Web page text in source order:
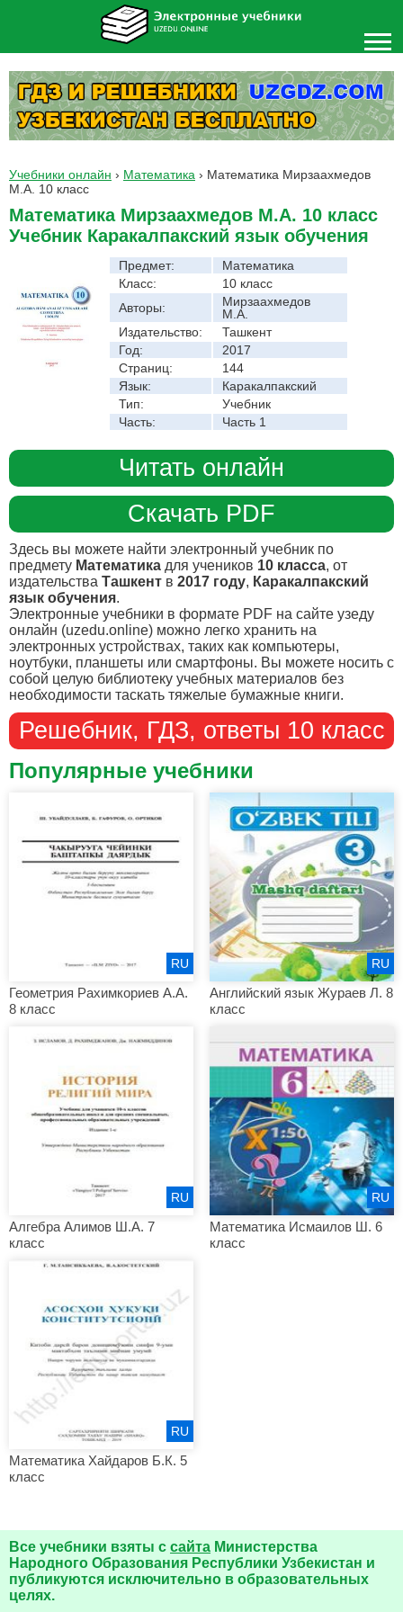
Учебники онлайн › Математика › Математика Мирзаахмедов
М.А. 10 класс
Математика Мирзаахмедов М.А. 10 класс
Учебник Каракалпакский язык обучения
Предмет:
Математика
Класс:
10 класс
Авторы:
Мирзаахмедов
М.А.
Издательство:
Ташкент
Год:
2017
Страниц:
144
Язык:
Каракалпакский
Тип:
Учебник
Часть:
Часть 1
Читать онлайн
Скачать PDF
Здесь вы можете найти электронный учебник по
предмету Математика для учеников 10 класса, от
издательства Ташкент в 2017 году, Каракалпакский
язык обучения.
Электронные учебники в формате PDF на сайте узеду
онлайн (uzedu.online) можно легко хранить на
электронных устройствах, таких как компьютеры,
ноутбуки, планшеты или смартфоны. Вы можете носить с
собой целую библиотеку учебных материалов без
необходимости таскать тяжелые бумажные книги.
Решебник, ГДЗ, ответы 10 класс
Популярные учебники
Геометрия Рахимкориев А.А.
8 класс
RU
Английский язык Жураев Л. 8
класс
RU
Алгебра Алимов Ш.А. 7
класс
RU
Математика Исмаилов Ш. 6
класс
RU
Математика Хайдаров Б.К. 5
класс
RU
Все учебники взяты с сайта Министерства
Народного Образования Республики Узбекистан и
публикуются исключительно в образовательных
целях.